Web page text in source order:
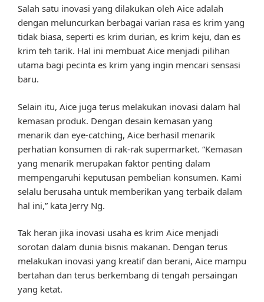
Salah satu inovasi yang dilakukan oleh Aice adalah
dengan meluncurkan berbagai varian rasa es krim yang
tidak biasa, seperti es krim durian, es krim keju, dan es
krim teh tarik. Hal ini membuat Aice menjadi pilihan
utama bagi pecinta es krim yang ingin mencari sensasi
baru.
Selain itu, Aice juga terus melakukan inovasi dalam hal
kemasan produk. Dengan desain kemasan yang
menarik dan eye-catching, Aice berhasil menarik
perhatian konsumen di rak-rak supermarket. “Kemasan
yang menarik merupakan faktor penting dalam
mempengaruhi keputusan pembelian konsumen. Kami
selalu berusaha untuk memberikan yang terbaik dalam
hal ini,” kata Jerry Ng.
Tak heran jika inovasi usaha es krim Aice menjadi
sorotan dalam dunia bisnis makanan. Dengan terus
melakukan inovasi yang kreatif dan berani, Aice mampu
bertahan dan terus berkembang di tengah persaingan
yang ketat.